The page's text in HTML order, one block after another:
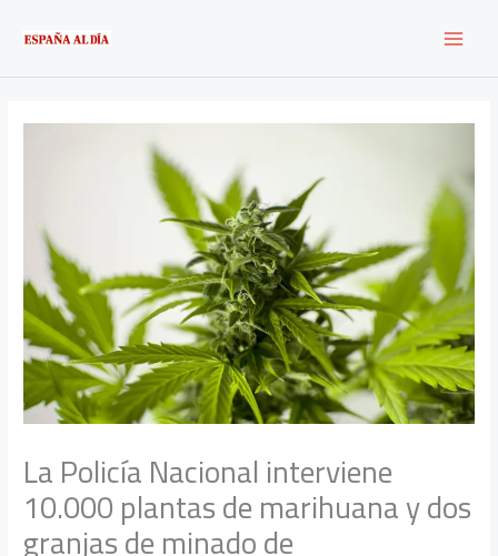
contenido
La Policía Nacional interviene
10.000 plantas de marihuana y dos
granjas de minado de